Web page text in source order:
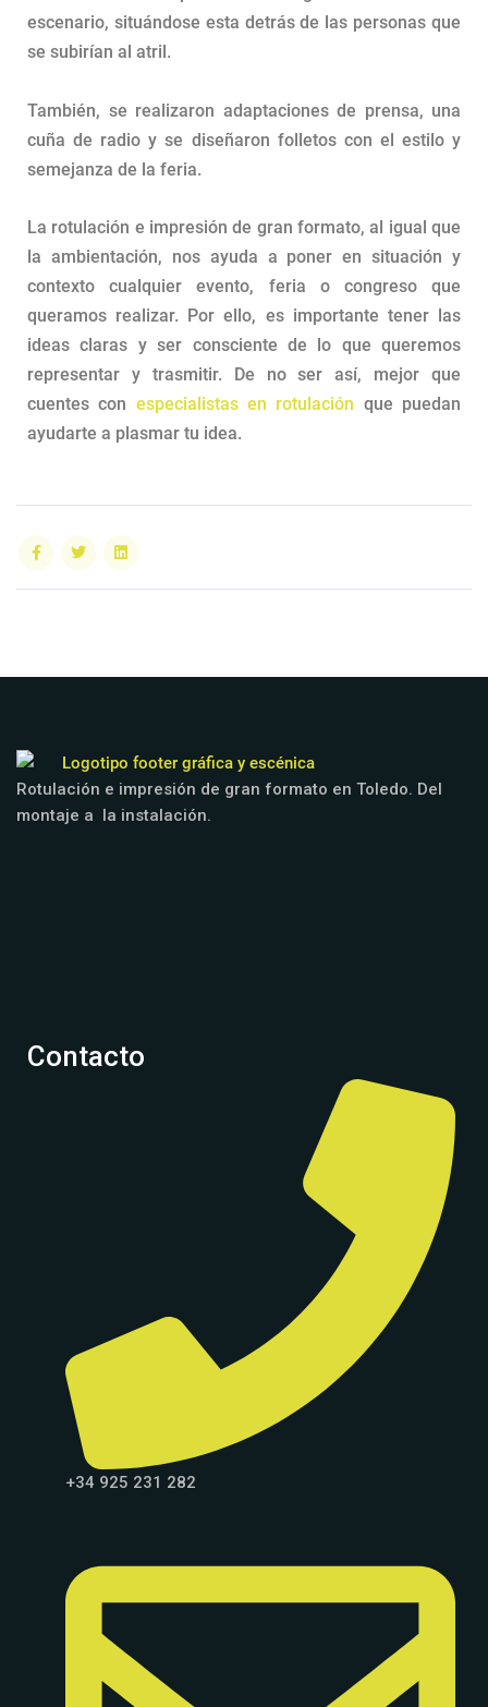
escenario, situándose esta detrás de las personas que
se subirían al atril.
También, se realizaron adaptaciones de prensa, una
cuña de radio y se diseñaron folletos con el estilo y
semejanza de la feria.
La rotulación e impresión de gran formato, al igual que
la ambientación, nos ayuda a poner en situación y
contexto cualquier evento, feria o congreso que
queramos realizar. Por ello, es importante tener las
ideas claras y ser consciente de lo que queremos
representar y trasmitir. De no ser así, mejor que
cuentes con especialistas en rotulación que puedan
ayudarte a plasmar tu idea.
Rotulación e impresión de gran formato en Toledo. Del
montaje a la instalación.
Contacto
+34 925 231 282